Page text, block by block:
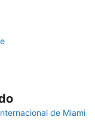
de Miami